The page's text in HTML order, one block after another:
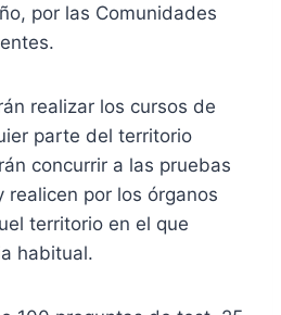
por las Comunidades
realizar los cursos de
parte del territorio
concurrir a las pruebas
realicen por los órganos
territorio en el que
habitual.